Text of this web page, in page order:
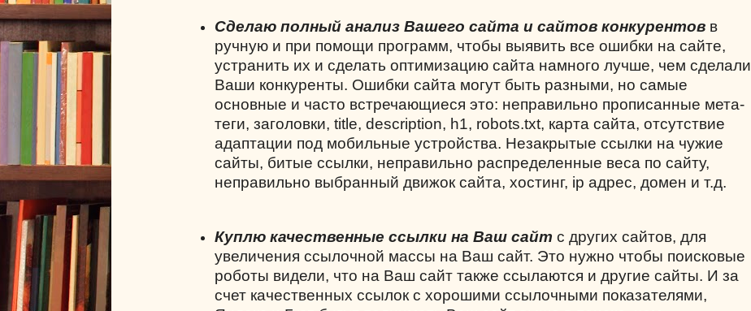
Сделаю полный анализ Вашего сайта и сайтов конкурентовв
ручную и при помощи программ, чтобы выявить все ошибки на сайте,
устранить их и сделать оптимизацию сайта намного лучше, чем сделали
Ваши конкуренты. Ошибки сайта могут быть разными, но самые
основные и часто встречающиеся это: неправильно прописанные мета-
теги, заголовки, title, description, h1, robots.txt, карта сайта, отсутствие
адаптации под мобильные устройства. Незакрытые ссылки на чужие
сайты, битые ссылки, неправильно распределенные веса по сайту,
неправильно выбранный движок сайта, хостинг, ip адрес, домен и т.д.
Куплю качественные ссылки на Ваш сайт с других сайтов, для
увеличения ссылочной массы на Ваш сайт. Это нужно чтобы поисковые
роботы видели, что на Ваш сайт также ссылаются и другие сайты. И за
счет качественных ссылок с хорошими ссылочными показателями,